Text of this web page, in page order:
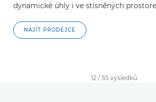
dynamické úhly i ve stísněných
NAJÍT PRODEJCE
12 / 55 výsledků